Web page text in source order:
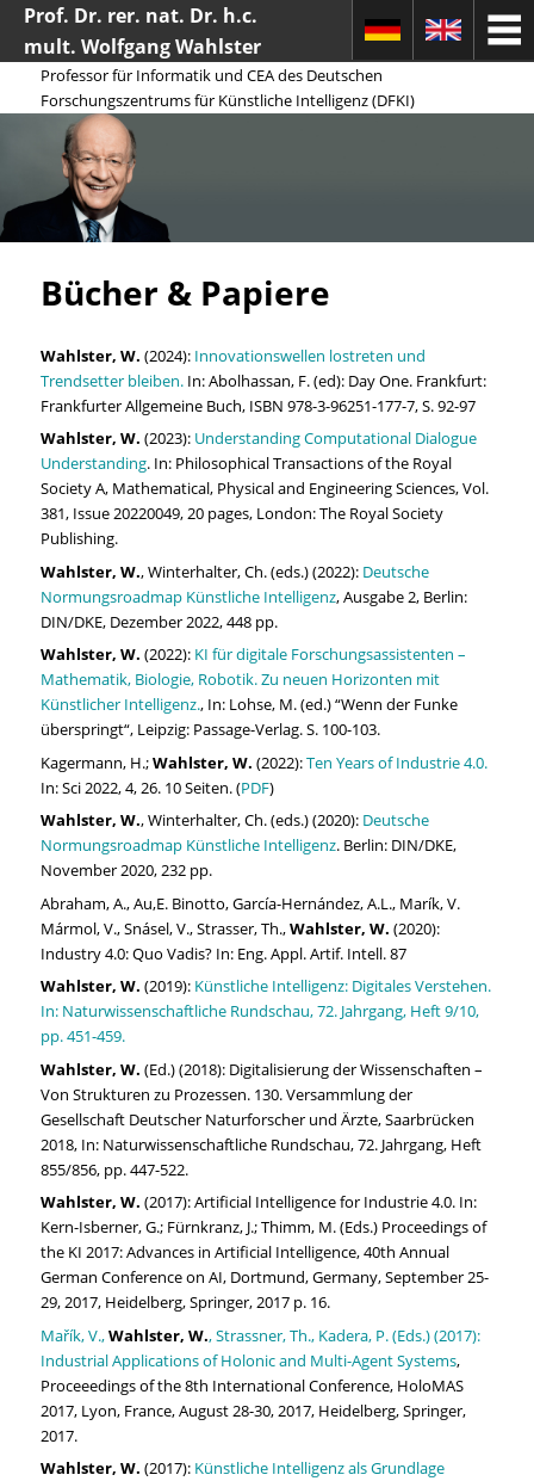
Prof. Dr. rer. nat. Dr. h.c.
mult. Wolfgang Wahlster
Professor für Informatik und CEA des Deutschen
Forschungszentrums für Künstliche Intelligenz (DFKI)
SearchBücher & Papiere
Wahlster, W. (2024): Innovationswellen lostreten und
Trendsetter bleiben. In: Abolhassan, F. (ed): Day One. Frankfurt:
Frankfurter Allgemeine Buch, ISBN 978-3-96251-177-7, S. 92-97
Wahlster, W. (2023): Understanding Computational Dialogue
Understanding. In: Philosophical Transactions of the Royal
Society A, Mathematical, Physical and Engineering Sciences, Vol.
381, Issue 20220049, 20 pages, London: The Royal Society
Publishing.
Wahlster, W., Winterhalter, Ch. (eds.) (2022): Deutsche
Normungsroadmap Künstliche Intelligenz, Ausgabe 2, Berlin:
DIN/DKE, Dezember 2022, 448 pp.
Wahlster, W. (2022): KI für digitale Forschungsassistenten –
Mathematik, Biologie, Robotik. Zu neuen Horizonten mit
Künstlicher Intelligenz., In: Lohse, M. (ed.) “Wenn der Funke
überspringt“, Leipzig: Passage-Verlag. S. 100-103.
Kagermann, H.;Wahlster, W. (2022):Ten Years of Industrie 4.0.
In: Sci 2022, 4, 26. 10 Seiten. (PDF)
Wahlster, W., Winterhalter, Ch. (eds.) (2020): Deutsche
Normungsroadmap Künstliche Intelligenz. Berlin: DIN/DKE,
November 2020, 232 pp.
Abraham, A., Au,E. Binotto, García-Hernández, A.L., Marík, V.
Mármol, V., Snásel, V., Strasser, Th.,Wahlster, W. (2020):
Industry 4.0: Quo Vadis? In: Eng. Appl. Artif. Intell. 87
Wahlster, W. (2019): Künstliche Intelligenz: Digitales Verstehen.
In: Naturwissenschaftliche Rundschau, 72. Jahrgang, Heft 9/10,
pp. 451-459.
Wahlster, W. (Ed.) (2018): Digitalisierung der Wissenschaften –
Von Strukturen zu Prozessen. 130. Versammlung der
Gesellschaft Deutscher Naturforscher und Ärzte, Saarbrücken
2018, In: Naturwissenschaftliche Rundschau, 72. Jahrgang, Heft
855/856, pp. 447-522.
Wahlster, W. (2017): Artificial Intelligence for Industrie 4.0. In:
Kern-Isberner, G.; Fürnkranz, J.; Thimm, M. (Eds.) Proceedings of
the KI 2017: Advances in Artificial Intelligence, 40th Annual
German Conference on AI, Dortmund, Germany, September 25-
29, 2017, Heidelberg, Springer, 2017 p. 16.
Mařík, V.,Wahlster, W., Strassner, Th., Kadera, P. (Eds.) (2017):
Industrial Applications of Holonic and Multi-Agent Systems,
Proceeedings of the 8th International Conference, HoloMAS
2017, Lyon, France, August 28-30, 2017, Heidelberg, Springer,
2017.
Wahlster, W. (2017): Künstliche Intelligenz als Grundlage